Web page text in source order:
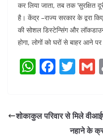
कर लिया जाता, तब तक ‘सुरक्षित
है। केंद्र –राज्य सरकार के द्वरा
की सोशल डिस्टेन्सिंग और
होगा, लोगों को घरों से बाहर आने
W
s
F
e
T
er l
शोकाकुल परिवार से मिले
नहाने के